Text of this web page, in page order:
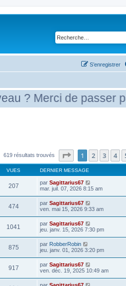
S’enregistrer
de passer par la
619 résultats trouvés Page sur21
1 2 3 4
VUES DERNIER MESSAGE
207 par Sagittarius67
mar. juil. 07, 2026 8:15 am
474 par Sagittarius67
ven. mai 15, 2026 9:33 am
1041 par Sagittarius67
jeu. janv. 15, 2026 7:30 pm
875 par RobberRobin
jeu. janv. 01, 2026 3:20 pm
917 par Sagittarius67
ven. déc. 19, 2025 10:49 am